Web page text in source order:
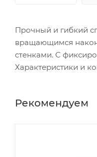
Прочный и гибкий
вращающимся
стенками. С
Характеристики и
Рекомендуем